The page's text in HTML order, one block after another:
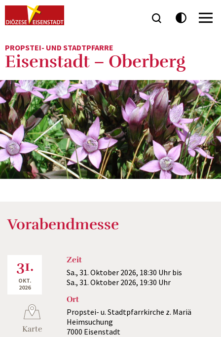
PROPSTEI- UND STADTPFARRE
Eisenstadt – Oberberg
Vorabendmesse
31.
OKT.
2026
Karte
Zeit
Sa., 31. Oktober 2026, 18:30 Uhr bis
Sa., 31. Oktober 2026, 19:30 Uhr
Ort
Propstei- u. Stadtpfarrkirche z. Mariä
Heimsuchung
7000 Eisenstadt